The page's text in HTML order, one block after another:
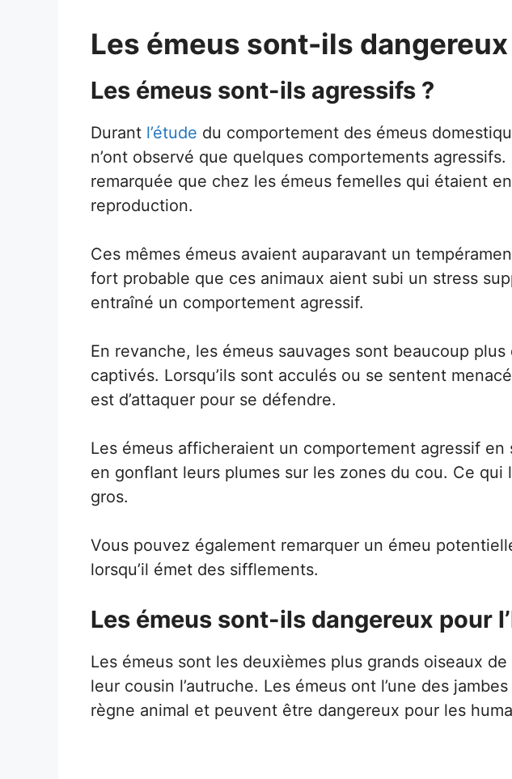
Les émeus sont-ils dangereux
Les émeus sont-ils agressifs ?
Durant l’étude du comportement des émeus
n’ont observé que quelques comportements agressifs.
remarquée que chez les émeus femelles qui étaient
reproduction.
Ces mêmes émeus avaient auparavant un
fort probable que ces animaux aient subi un stress
entraîné un comportement agressif.
En revanche, les émeus sauvages sont beaucoup
captivés. Lorsqu’ils sont acculés ou se sentent
est d’attaquer pour se défendre.
Les émeus afficheraient un comportement agressif
en gonflant leurs plumes sur les zones du cou. Ce qui
gros.
Vous pouvez également remarquer un émeu
lorsqu’il émet des sifflements.
Les émeus sont-ils dangereux pour
Les émeus sont les deuxièmes plus grands oiseaux
leur cousin l’autruche. Les émeus ont l’une des
règne animal et peuvent être dangereux pour les